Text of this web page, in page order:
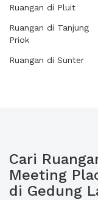
Ruangan di Pluit
Ruangan di Tanjung
Priok
Ruangan di Sunter
Cari
Meeting
di Gedung